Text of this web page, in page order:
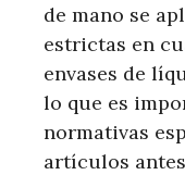
de mano se
estrictas en
envases de
lo que es
normativas
artículos